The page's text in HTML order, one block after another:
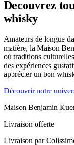
Decouvrez
whisky
Amateurs de longue
matière, la Maison
où traditions
des expériences
apprécier un bon
Découvrir notre
Maison Benjamin
Livraison offerte
Livraison par